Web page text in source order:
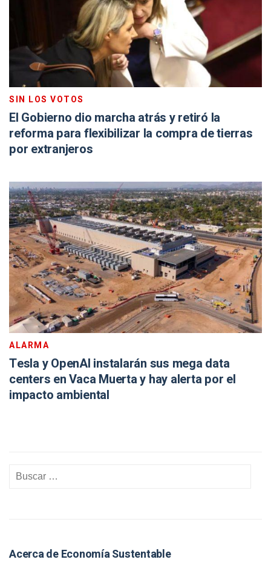
SIN LOS VOTOS
El Gobierno dio marcha atrás y retiró la
reforma para flexibilizar la compra de tierras
por extranjeros
ALARMA
Tesla y OpenAI instalarán sus mega data
centers en Vaca Muerta y hay alerta por el
impacto ambiental
Acerca de Economía Sustentable